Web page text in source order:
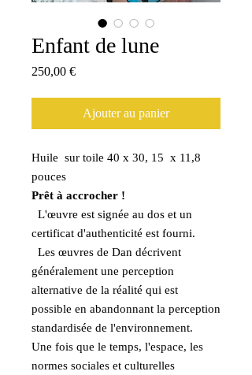
Enfant de lune
250,00 €Prix
Ajouter au panier
Huile sur toile 40 x 30, 15 x 11,8
pouces
Prêt à accrocher !
L'œuvre est signée au dos et un
certificat d'authenticité est fourni.
Les œuvres de Dan décrivent
généralement une perception
alternative de la réalité qui est
possible en abandonnant la perception
standardisée de l'environnement.
Une fois que le temps, l'espace, les
normes sociales et culturelles